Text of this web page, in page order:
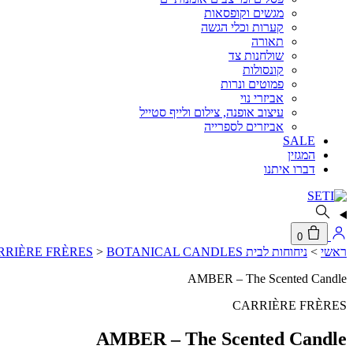
מגשים וקופסאות
קערות וכלי הגשה
תאורה
שולחנות צד
קונסולות
פמוטים ונרות
אביזרי נוי
עיצוב אופנה, צילום ולייף סטייל
אביזרים לספרייה
SALE
המגזין
דברו איתנו
0
ראשי > ניחוחות לבית CARRIÈRE FRÈRES > BOTANICAL CANDLES
AMBER – The Scented Candle
CARRIÈRE FRÈRES
AMBER – The Scented Candle